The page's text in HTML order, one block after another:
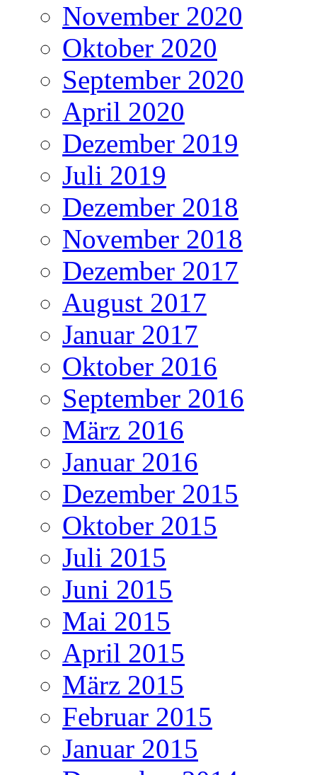
November 2020
Oktober 2020
September 2020
April 2020
Dezember 2019
Juli 2019
Dezember 2018
November 2018
Dezember 2017
August 2017
Januar 2017
Oktober 2016
September 2016
März 2016
Januar 2016
Dezember 2015
Oktober 2015
Juli 2015
Juni 2015
Mai 2015
April 2015
März 2015
Februar 2015
Januar 2015